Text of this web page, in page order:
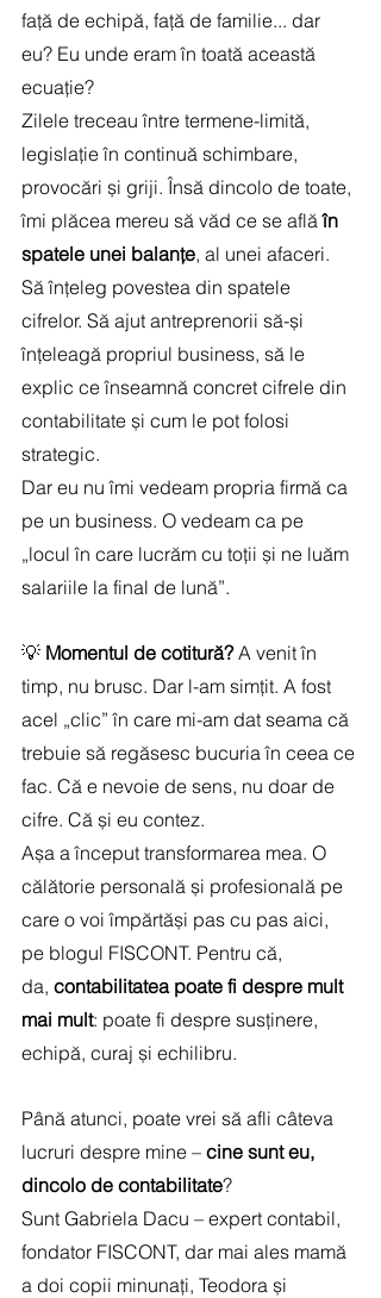
față de echipă, față de familie... dar
eu? Eu unde eram în toată această
ecuație?
Zilele treceau între termene-limită,
legislație în continuă schimbare,
provocări și griji. Însă dincolo de toate,
îmi plăcea mereu să văd ce se află în
spatele unei balanțe, al unei afaceri.
Să înțeleg povestea din spatele
cifrelor. Să ajut antreprenorii să-și
înțeleagă propriul business, să le
explic ce înseamnă concret cifrele din
contabilitate și cum le pot folosi
strategic.
Dar eu nu îmi vedeam propria firmă ca
pe un business. O vedeam ca pe
„locul în care lucrăm cu toții și ne luăm
salariile la final de lună”.
💡 Momentul de cotitură? A venit în
timp, nu brusc. Dar l-am simțit. A fost
acel „clic” în care mi-am dat seama că
trebuie să regăsesc bucuria în ceea ce
fac. Că e nevoie de sens, nu doar de
cifre. Că și eu contez.
Așa a început transformarea mea. O
călătorie personală și profesională pe
care o voi împărtăși pas cu pas aici,
pe blogul FISCONT. Pentru că,
da, contabilitatea poate fi despre mult
mai mult: poate fi despre susținere,
echipă, curaj și echilibru.
Până atunci, poate vrei să afli câteva
lucruri despre mine – cine sunt eu,
dincolo de contabilitate?
Sunt Gabriela Dacu – expert contabil,
fondator FISCONT, dar mai ales mamă
a doi copii minunați, Teodora și